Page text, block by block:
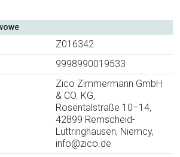
Z016342
9998990019533
Zico Zimmermann GmbH
& CO. KG,
Rosentalstraße 10–14,
42899 Remscheid-
Lüttringhausen, Niemcy,
info@zico.de